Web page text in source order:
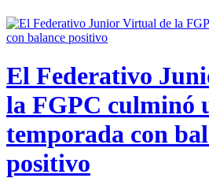
El Federativo
la FGPC culminó
temporada con
positivo